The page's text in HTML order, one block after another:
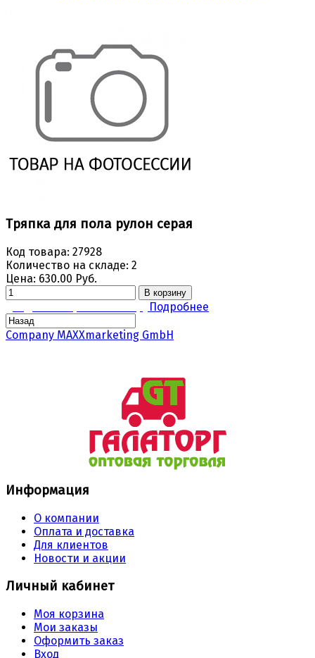
Тряпка для пола рулон серая
Код товара: 27928
Количество на складе: 2
Цена: 630.00 Руб.
В корзину
Подробнее
Company MAXXmarketing GmbH
Информация
О компании
Оплата и доставка
Для клиентов
Новости и акции
Личный кабинет
Моя корзина
Мои заказы
Оформить заказ
Вход